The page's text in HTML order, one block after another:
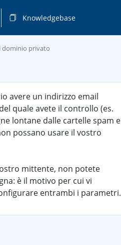
Knowledgebase
dominio privato
avere un indirizzo email
quale avete il controllo (es.
lontane dalle cartelle spam e
possano usare il vostro
mittente, non potete
è il motivo per cui vi
entrambi i parametri.